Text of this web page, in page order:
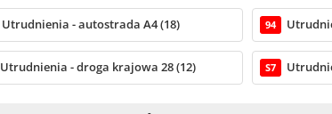
Utrudnienia - autostrada A4 (18) 94
Utrudnienia - droga krajowa 28 (12) S7